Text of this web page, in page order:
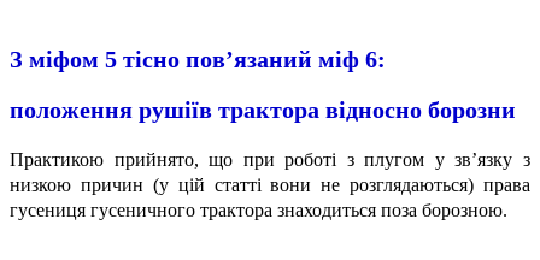
З міфом 5 тісно пов’язаний міф 6:
положення рушіїв трактора відносно борозни
Практикою прийнято, що при роботі з плугом у зв’язку з
низкою причин (у цій статті вони не розглядаються) права
гусениця гусеничного трактора знаходиться поза борозною.